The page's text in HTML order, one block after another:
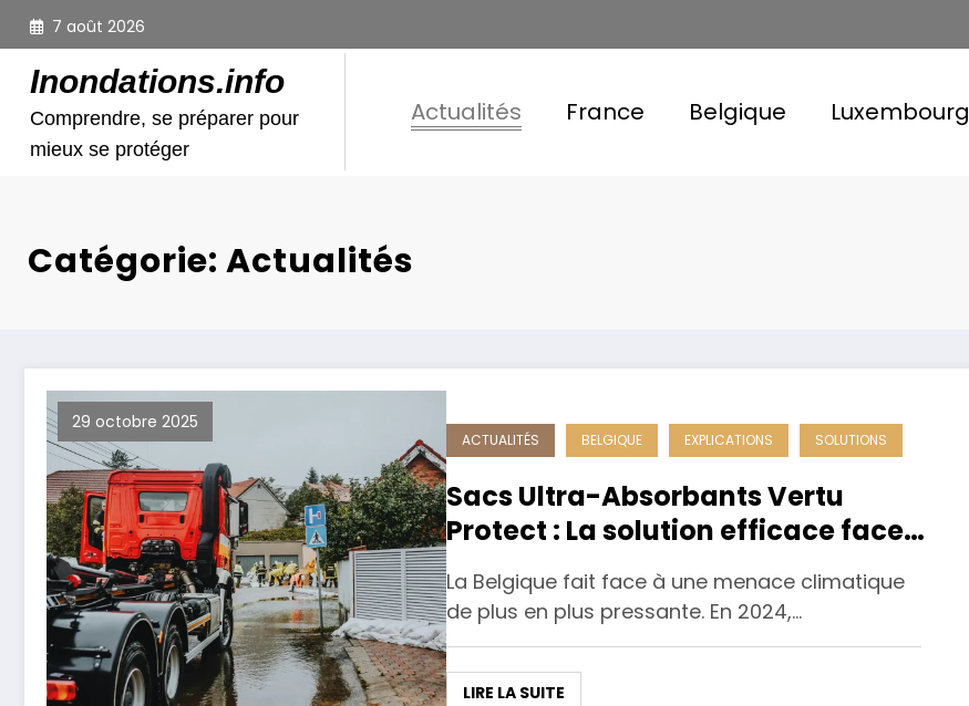
Aller
contenu
7 août 2026
Inondations.info
Comprendre, se préparer pour
mieux se protéger
Actualités France Belgique Luxembourg
Catégorie: Actualités
29 octobre 2025
ACTUALITÉS BELGIQUE EXPLICATIONS SOLUTIONS
Sacs Ultra-Absorbants Vertu
Protect : La solution efficace face
aux inondations
La Belgique fait face à une menace climatique
de plus en plus pressante. En 2024,…
LIRE LA SUITE